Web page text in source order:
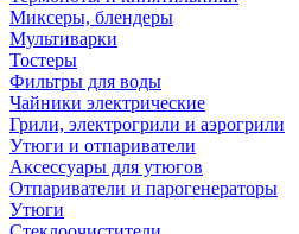
Миксеры, блендеры
Мультиварки
Тостеры
Фильтры для воды
Чайники электрические
Грили, электрогрили и аэрогрили
Утюги и отпариватели
Аксессуары для утюгов
Отпариватели и парогенераторы
Утюги